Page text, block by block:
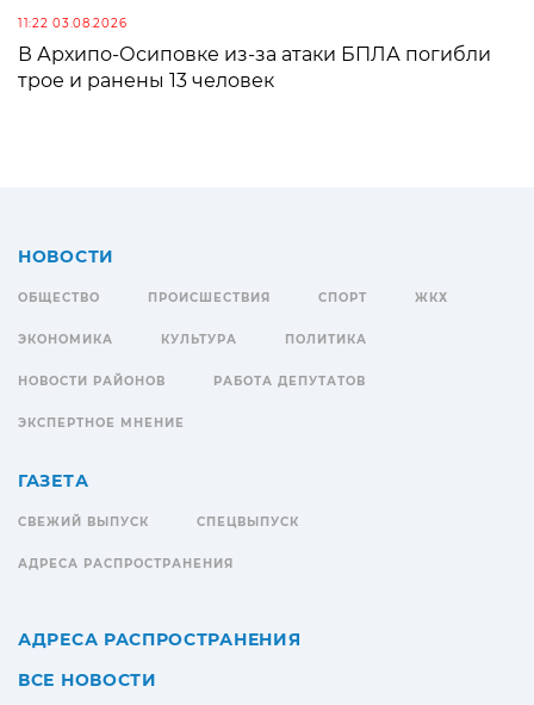
11:22 03.08.2026
В Архипо-Осиповке из-за атаки БПЛА погибли
трое и ранены 13 человек
НОВОСТИ
ОБЩЕСТВО ПРОИСШЕСТВИЯ СПОРТ ЖКХ
ЭКОНОМИКА КУЛЬТУРА ПОЛИТИКА
НОВОСТИ РАЙОНОВ РАБОТА ДЕПУТАТОВ
ЭКСПЕРТНОЕ МНЕНИЕ
ГАЗЕТА
СВЕЖИЙ ВЫПУСК СПЕЦВЫПУСК
АДРЕСА РАСПРОСТРАНЕНИЯ
АДРЕСА РАСПРОСТРАНЕНИЯ
ВСЕ НОВОСТИ